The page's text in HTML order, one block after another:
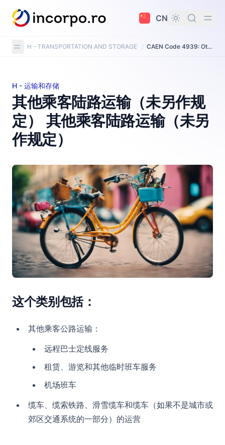
要内容
CN
H - TRANSPORTATION AND STORAGE / CAEN Code 4939: Other passenger land transport n.e.c.
其他乘客陆路运输（未另作规定） 其他乘客陆路运输（未另
H - 运输和存储
其他乘客陆路运输（未另作规
定） 其他乘客陆路运输（未另
作规定）
这个类别包括：
其他乘客公路运输：
远程巴士定线服务
租赁、游览和其他临时班车服务
机场班车
缆车、缆索铁路、滑雪缆车和缆车（如果不是城市或
郊区交通系统的一部分）的运营